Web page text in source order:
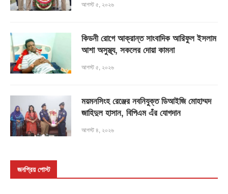
আগস্ট ৫, ২০২৬
কিডনী রোগে আক্রান্ত সাংবাদিক আরিফুল ইসলাম
আশা অসুস্থ্য, সকলের দোয়া কামনা
আগস্ট ৫, ২০২৬
ময়মনসিংহ রেঞ্জের নবনিযুক্ত ডিআইজি মোহাম্মদ
জাহিদুল হাসান, বিপিএম এঁর যোগদান
আগস্ট ৪, ২০২৬
জনপ্রিয় পোস্ট